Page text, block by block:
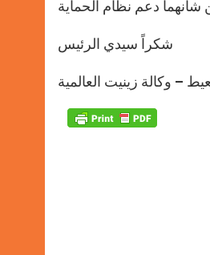
شكراً سيدي الرئيس
– وكالة زينيت العالمية